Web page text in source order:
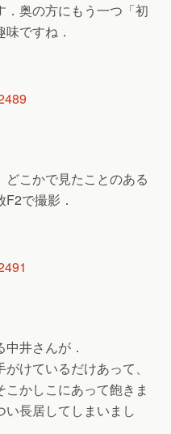
．奥の方にもう一つ「初
ですね．
こかで見たことのある
で撮影．
井さんが．
けているだけあって、
かしこにあって飽きま
長居してしまいまし